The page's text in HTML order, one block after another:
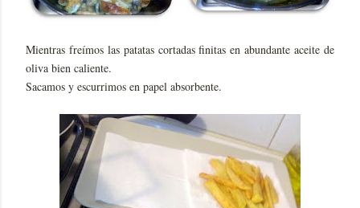
Mientras freímos las patatas cortadas finitas en abundante aceite de
oliva bien caliente.
Sacamos y escurrimos en papel absorbente.